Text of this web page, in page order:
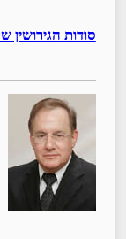
סודות הגירושין